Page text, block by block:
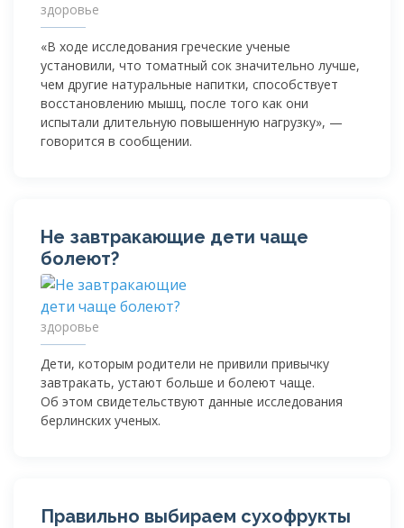
здоровье
«В ходе исследования греческие ученые
установили, что томатный сок значительно лучше,
чем другие натуральные напитки, способствует
восстановлению мышц, после того как они
испытали длительную повышенную нагрузку», —
говорится в сообщении.
Не завтракающие дети чаще
болеют?
здоровье
Дети, которым родители не привили привычку
завтракать, устают больше и болеют чаще.
Об этом свидетельствуют данные исследования
берлинских ученых.
Правильно выбираем сухофрукты